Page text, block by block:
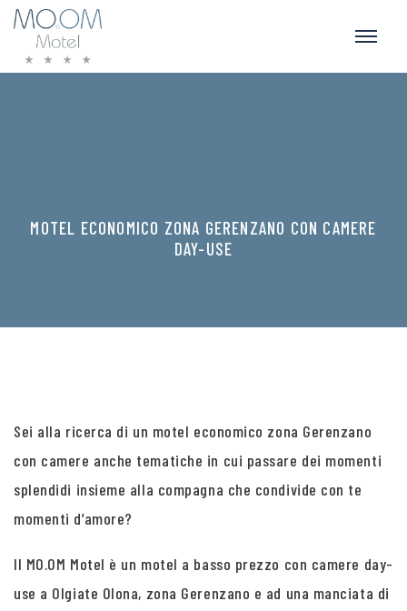
MOTEL ECONOMICO ZONA GERENZANO CON CAMERE
DAY-USE
Sei alla ricerca di un motel economico zona Gerenzano
con camere anche tematiche in cui passare dei momenti
splendidi insieme alla compagna che condivide con te
momenti d’amore?
Il MO.OM Motel è un motel a basso prezzo con camere day-
use a Olgiate Olona, zona Gerenzano e ad una manciata di